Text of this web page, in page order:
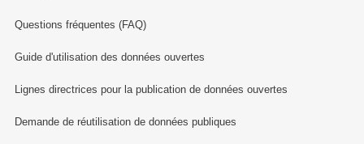
Questions fréquentes (FAQ)
Guide d'utilisation des données ouvertes
Lignes directrices pour la publication de données ouvertes
Demande de réutilisation de données publiques